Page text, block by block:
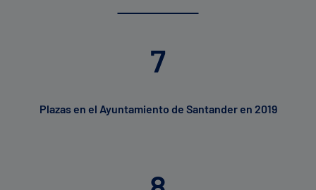
7
Plazas en el Ayuntamiento de Santander en 2019